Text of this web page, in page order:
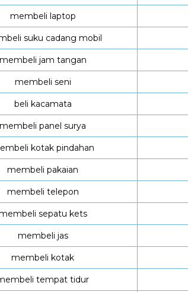
membeli laptop
suku cadang mobil
jam tangan
membeli seni
beli kacamata
membeli panel surya
kotak pindahan
membeli pakaian
membeli telepon
sepatu kets
membeli jas
membeli kotak
tempat tidur